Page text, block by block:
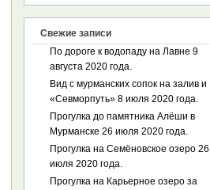
Свежие записи
По дороге к водопаду на Лавне 9
августа 2020 года.
Вид с мурманских сопок на залив и
«Севморпуть» 8 июля 2020 года.
Прогулка до памятника Алёши в
Мурманске 26 июля 2020 года.
Прогулка на Семёновское озеро 26
июля 2020 года.
Прогулка на Карьерное озеро за